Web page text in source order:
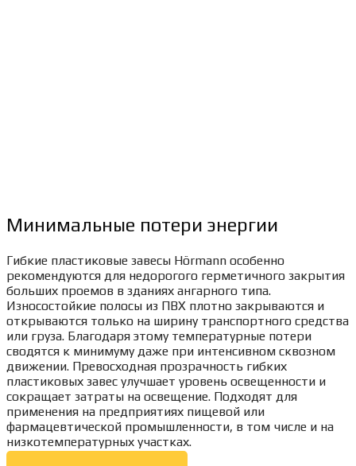
Минимальные потери энергии
Гибкие пластиковые завесы Hörmann особенно
рекомендуются для недорогого герметичного закрытия
больших проемов в зданиях ангарного типа.
Износостойкие полосы из ПВХ плотно закрываются и
открываются только на ширину транспортного средства
или груза. Благодаря этому температурные потери
сводятся к минимуму даже при интенсивном сквозном
движении. Превосходная прозрачность гибких
пластиковых завес улучшает уровень освещенности и
сокращает затраты на освещение. Подходят для
применения на предприятиях пищевой или
фармацевтической промышленности, в том числе и на
низкотемпературных участках.